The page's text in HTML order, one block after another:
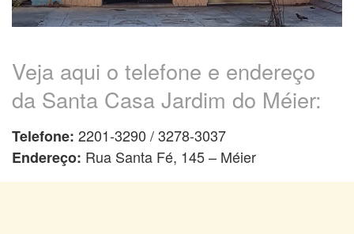
Veja aqui o telefone e endereço
da Santa Casa Jardim do Méier:
Telefone: 2201-3290 / 3278-3037
Endereço: Rua Santa Fé, 145 – Méier